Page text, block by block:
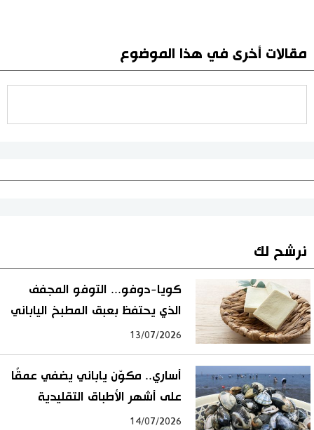
مقالات أخرى في هذا الموضوع
نرشح لك
كويا-دوفو... التوفو المجفف
الذي يحتفظ بعبق المطبخ الياباني
13/07/2026
أساري.. مكوّن ياباني يضفي عمقًا
على أشهر الأطباق التقليدية
14/07/2026